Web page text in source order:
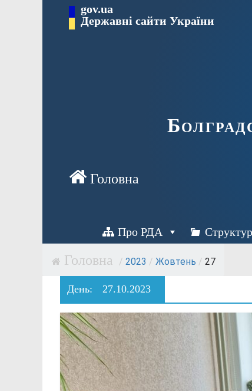
Перейти gov.ua
Державні сайти України
Про РДА
/ 2023 / Жовтень / 27
День: 27.10.2023